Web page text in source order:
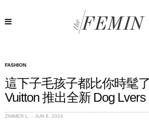
FASHION
這下子毛孩子都比你時髦
Vuitton 推出全新 Dog Lvers
ZIMMER L. JUN 6, 2024